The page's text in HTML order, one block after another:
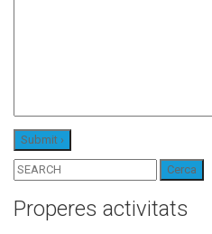
Cerca:
Properes activitats